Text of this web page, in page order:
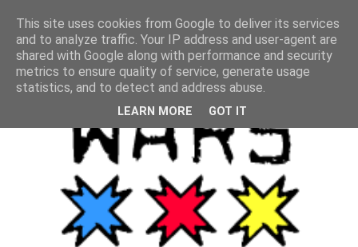
This site uses cookies from Google to deliver its services
and to analyze traffic. Your IP address and user-agent are
shared with Google along with performance and security
metrics to ensure quality of service, generate usage
statistics, and to detect and address abuse.
LEARN MORE GOT IT